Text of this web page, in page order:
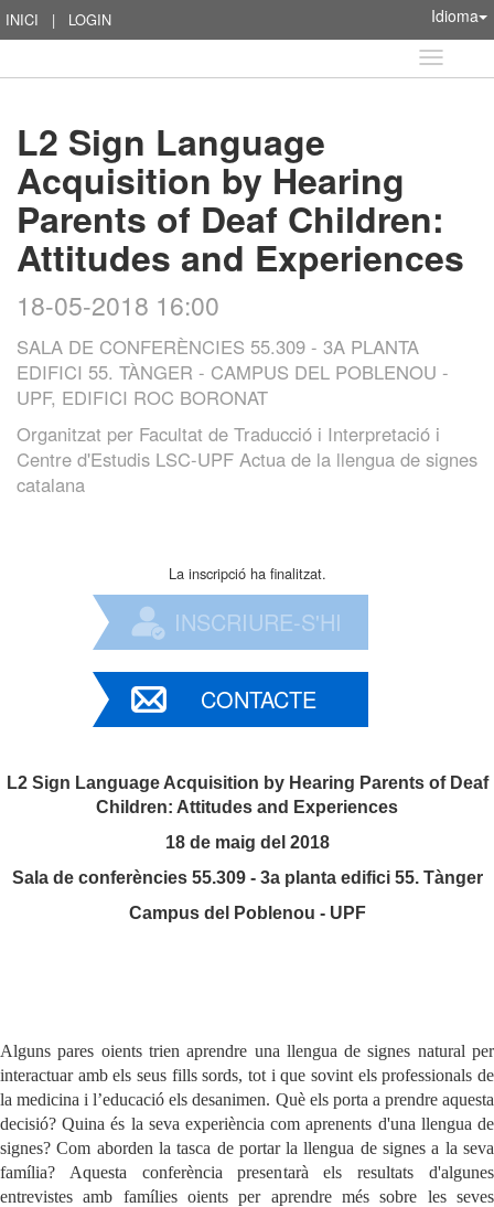
INICI | LOGIN Idioma
Idioma
L2 Sign Language
Acquisition by Hearing
Parents of Deaf Children:
Attitudes and Experiences
18-05-2018 16:00
SALA DE CONFERÈNCIES 55.309 - 3A PLANTA
EDIFICI 55. TÀNGER - CAMPUS DEL POBLENOU -
UPF, EDIFICI ROC BORONAT
Organitzat per Facultat de Traducció i Interpretació i
Centre d'Estudis LSC-UPF Actua de la llengua de signes
catalana
La inscripció ha finalitzat.
INSCRIURE-S'HI
CONTACTE
L2 Sign Language Acquisition by Hearing Parents of Deaf
Children: Attitudes and Experiences
18 de maig del 2018
Sala de conferències 55.309 - 3a planta edifici 55. Tànger
Campus del Poblenou - UPF
Alguns pares oients trien aprendre una llengua de signes natural per
interactuar amb els seus fills sords, tot i que sovint els professionals de
la medicina i l’educació els desanimen. Què els porta a prendre aquesta
decisió? Quina és la seva experiència com aprenents d'una llengua de
signes? Com aborden la tasca de portar la llengua de signes a la seva
família? Aquesta conferència presentarà els resultats d'algunes
entrevistes amb famílies oients per aprendre més sobre les seves